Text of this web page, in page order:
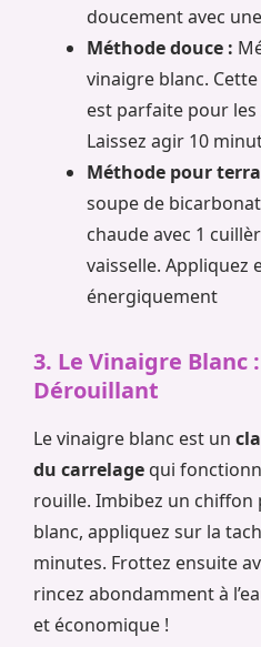
doucement avec
Méthode douce :
vinaigre blanc.
est parfaite pour les
Laissez agir 10
Méthode pour
soupe de
chaude avec 1
vaisselle. Appliquez
énergiquement
3. Le Vinaigre Blanc
Dérouillant
Le vinaigre blanc est un
du carrelage qui
rouille. Imbibez un
blanc, appliquez sur la
minutes. Frottez ensuite
rincez abondamment à
et économique !